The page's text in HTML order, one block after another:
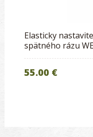
Elasticky
spätného rázu
55.00 €